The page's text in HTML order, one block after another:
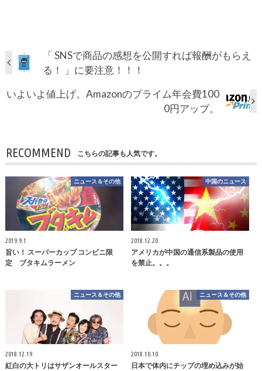
「 SNSで商品の感想を公開すれば報酬がもらえ
る！ 」に要注意！！！
いよいよ値上げ。Amazonのプライム年会費100
0円アップ。
RECOMMEND こちらの記事も人気です。
ニュース＆その他
2019.9.1
旨い！ スーパーカップ コンビニ限
定 ブタキムラーメン
中国のニュース
2018.12.20
アメリカが中国の通信系製品の使用
を禁止。。。
ニュース＆その他
2018.12.19
紅白の大トリはサザンオールスター
ニュース＆その他
2018.10.10
日本で体内にチップの埋め込みが始